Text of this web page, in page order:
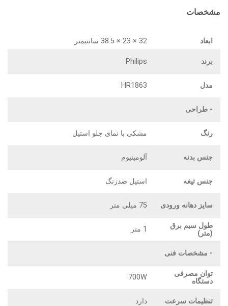
مشخصات
ابعاد 32 × 23 × 38.5 سانتیمتر
برند Philips
مدل HR1863
- طراحی‌
رنگ مشکی با نمای جلو استیل
جنس بدنه آلومینیوم
جنس تیغه استیل ضدزنگ
سایز دهانه ورودی 75 میلی متر
طول سیم برق
(متر)
1 متر
- مشخصات فنی
توان مصرفی
دستگاه
700W
تنظیمات سرعت دارد